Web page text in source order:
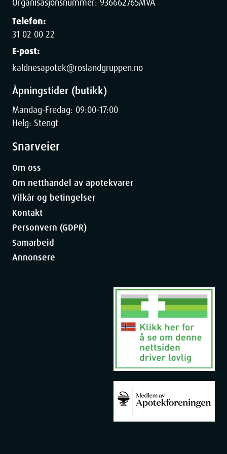
Width
Height
Depth
Organisasjonsnummer: 936662765MVA
Telefon:
31 02 00 22
E-post:
kaldnesapotek@roslandgruppen.no
Åpningstider (butikk)
Mandag-Fredag: 09:00-17:00
Helg: Stengt
Snarveier
Om oss
Om netthandel av apotekvarer
Vilkår og betingelser
Kontakt
Personvern (GDPR)
Samarbeid
Annonsere